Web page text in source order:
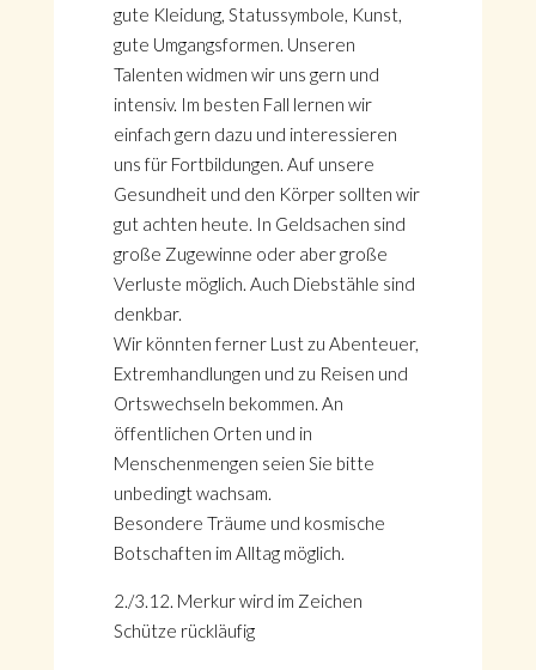
gute Kleidung, Statussymbole, Kunst,
gute Umgangsformen. Unseren
Talenten widmen wir uns gern und
intensiv. Im besten Fall lernen wir
einfach gern dazu und interessieren
uns für Fortbildungen. Auf unsere
Gesundheit und den Körper sollten wir
gut achten heute. In Geldsachen sind
große Zugewinne oder aber große
Verluste möglich. Auch Diebstähle sind
denkbar.
Wir könnten ferner Lust zu Abenteuer,
Extremhandlungen und zu Reisen und
Ortswechseln bekommen. An
öffentlichen Orten und in
Menschenmengen seien Sie bitte
unbedingt wachsam.
Besondere Träume und kosmische
Botschaften im Alltag möglich.
2./3.12. Merkur wird im Zeichen
Schütze rückläufig